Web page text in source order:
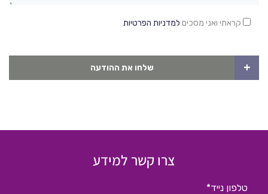
קראתי ואני מסכים למדניות הפרטיות
שלחו את ההודעה +
צרו קשר למידע
טלפון נייד*